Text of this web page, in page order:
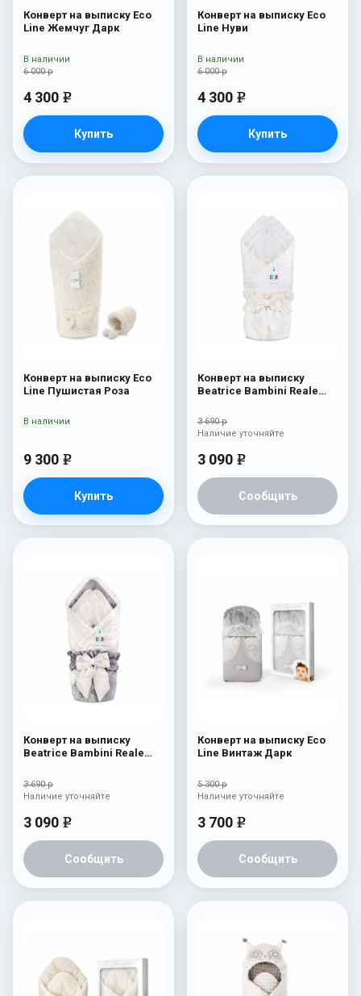
Конверт на выписку Eco
Line Жемчуг Дарк
6 000 р
4 300 e
Купить
В наличии
Конверт на выписку Eco
Line Нуви
6 000 р
4 300 e
Купить
В наличии
Конверт на выписку Eco
Line Пушистая Роза
9 300 e
Купить
В наличии
Конверт на выписку
Beatrice Bambini Reale
3 690 р
3 090 e
Сообщить
Наличие уточняйте
Конверт на выписку
Beatrice Bambini Reale
3 690 р
3 090 e
Сообщить
Наличие уточняйте
Конверт на выписку Eco
Line Винтаж Дарк
5 300 р
3 700 e
Сообщить
Наличие уточняйте